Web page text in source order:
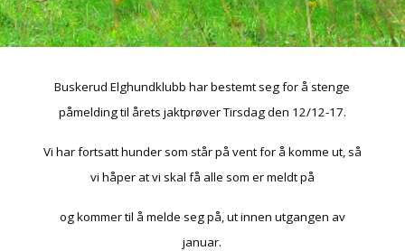
Buskerud Elghundklubb har bestemt seg for å stenge
påmelding til årets jaktprøver Tirsdag den 12/12-17.
Vi har fortsatt hunder som står på vent for å komme ut, så
vi håper at vi skal få alle som er meldt på
og kommer til å melde seg på,ut innen utgangen av
januar.